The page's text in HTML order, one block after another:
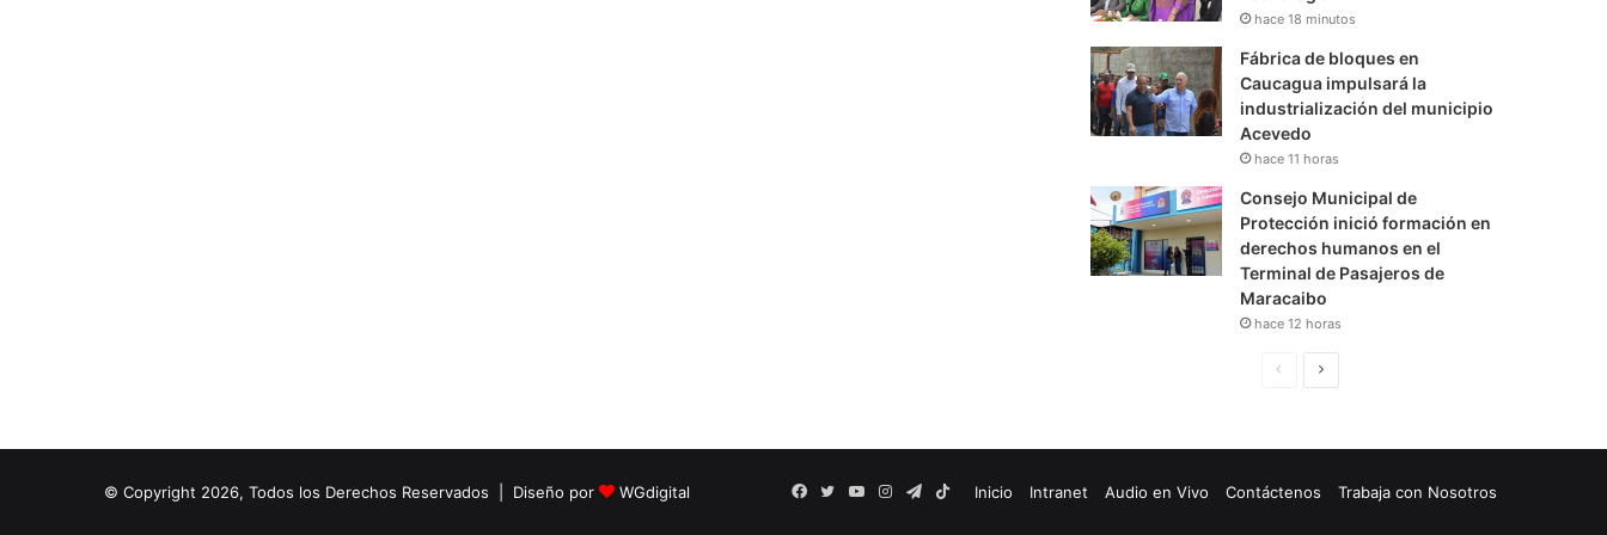
hace 18 minutos
Fábrica de bloques en
Caucagua impulsará la
industrialización del municipio
Acevedo
hace 11 horas
Consejo Municipal de
Protección inició formación en
derechos humanos en el
Terminal de Pasajeros de
Maracaibo
hace 12 horas
n
S
© Copyright 2026, Todos los Derechos Reservados | Diseño por WGdigital Inicio Intranet Audio en Vivo Contáctenos Trabaja con Nosotros
Facebook
TwitterYouTubeInstagramTelegram
TikTok